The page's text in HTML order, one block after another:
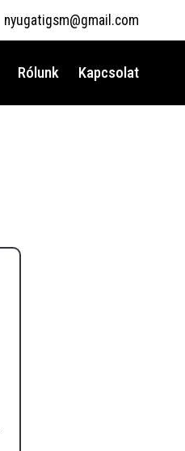
nyugatigsm@gmail.com
Rólunk Kapcsolat